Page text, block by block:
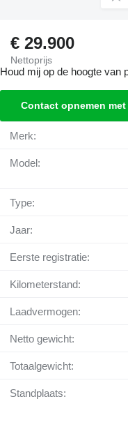
€ 29.900
Nettoprijs
Houd mij op de hoogte van
Contact opnemen
Merk:
Model:
Type:
Jaar:
Eerste registratie:
Kilometerstand:
Laadvermogen:
Netto gewicht:
Totaalgewicht:
Standplaats: